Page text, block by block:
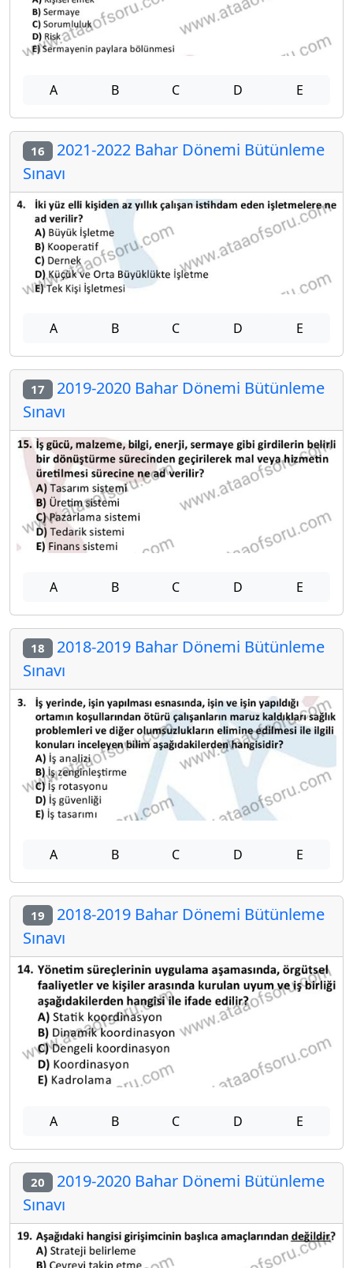
A B C D E
16 2021-2022 Bahar Dönemi Bütünleme
Sınavı
A B C D E
17 2019-2020 Bahar Dönemi Bütünleme
Sınavı
A B C D E
18 2018-2019 Bahar Dönemi Bütünleme
Sınavı
A B C D E
19 2018-2019 Bahar Dönemi Bütünleme
Sınavı
A B C D E
20 2019-2020 Bahar Dönemi Bütünleme
Sınavı